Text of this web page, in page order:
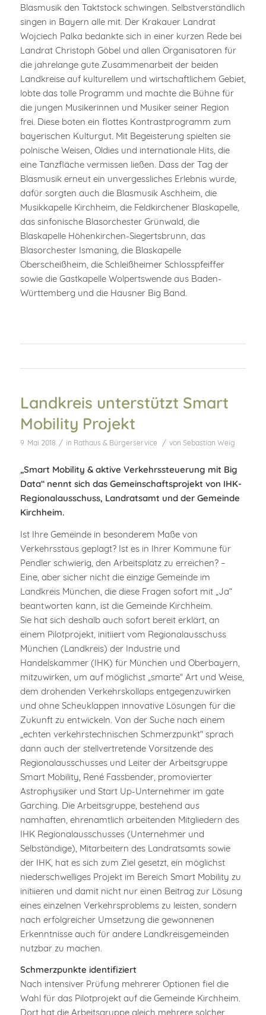
Blasmusik den Taktstock schwingen. Selbstverständlich
singen in Bayern alle mit. Der Krakauer Landrat
Wojciech Palka bedankte sich in einer kurzen Rede bei
Landrat Christoph Göbel und allen Organisatoren für
die jahrelange gute Zusammenarbeit der beiden
Landkreise auf kulturellem und wirtschaftlichem Gebiet,
lobte das tolle Programm und machte die Bühne für
die jungen Musikerinnen und Musiker seiner Region
frei. Diese boten ein flottes Kontrastprogramm zum
bayerischen Kulturgut. Mit Begeisterung spielten sie
polnische Weisen, Oldies und internationale Hits, die
eine Tanzfläche vermissen ließen. Dass der Tag der
Blasmusik erneut ein unvergessliches Erlebnis wurde,
dafür sorgten auch die Blasmusik Aschheim, die
Musikkapelle Kirchheim, die Feldkirchener Blaskapelle,
das sinfonische Blasorchester Grünwald, die
Blaskapelle Höhenkirchen-Siegertsbrunn, das
Blasorchester Ismaning, die Blaskapelle
Oberscheißheim, die Schleißheimer Schlosspfeiffer
sowie die Gastkapelle Wolpertswende aus Baden-
Württemberg und die Hausner Big Band.
Landkreis unterstützt Smart
Mobility Projekt
9. Mai 2018 / in Rathaus & Bürgerservice / von Sebastian Weig
„Smart Mobility & aktive Verkehrssteuerung mit Big
Data“ nennt sich das Gemeinschaftsprojekt von IHK-
Regionalausschuss, Landratsamt und der Gemeinde
Kirchheim.
Ist Ihre Gemeinde in besonderem Maße von
Verkehrsstaus geplagt? Ist es in Ihrer Kommune für
Pendler schwierig, den Arbeitsplatz zu erreichen? –
Eine, aber sicher nicht die einzige Gemeinde im
Landkreis München, die diese Fragen sofort mit „Ja“
beantworten kann, ist die Gemeinde Kirchheim.
Sie hat sich deshalb auch sofort bereit erklärt, an
einem Pilotprojekt, initiiert vom Regionalausschuss
München (Landkreis) der Industrie und
Handelskammer (IHK) für München und Oberbayern,
mitzuwirken, um auf möglichst „smarte“ Art und Weise,
dem drohenden Verkehrskollaps entgegenzuwirken
und ohne Scheuklappen innovative Lösungen für die
Zukunft zu entwickeln. Von der Suche nach einem
„echten verkehrstechnischen Schmerzpunkt“ sprach
dann auch der stellvertretende Vorsitzende des
Regionalausschusses und Leiter der Arbeitsgruppe
Smart Mobility, René Fassbender, promovierter
Astrophysiker und Start Up-Unternehmer im gate
Garching. Die Arbeitsgruppe, bestehend aus
namhaften, ehrenamtlich arbeitenden Mitgliedern des
IHK Regionalausschusses (Unternehmer und
Selbständige), Mitarbeitern des Landratsamts sowie
der IHK, hat es sich zum Ziel gesetzt, ein möglichst
niederschwelliges Projekt im Bereich Smart Mobility zu
initiieren und damit nicht nur einen Beitrag zur Lösung
eines einzelnen Verkehrsproblems zu leisten, sondern
nach erfolgreicher Umsetzung die gewonnenen
Erkenntnisse auch für andere Landkreisgemeinden
nutzbar zu machen.
Schmerzpunkte identifiziert
Nach intensiver Prüfung mehrerer Optionen fiel die
Wahl für das Pilotprojekt auf die Gemeinde Kirchheim.
Dort hat die Arbeitsgruppe gleich mehrere solcher